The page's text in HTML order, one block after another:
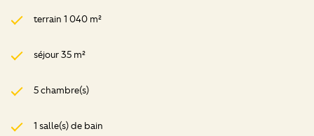
terrain 1 040 m²
séjour 35 m²
5 chambre(s)
1 salle(s) de bain